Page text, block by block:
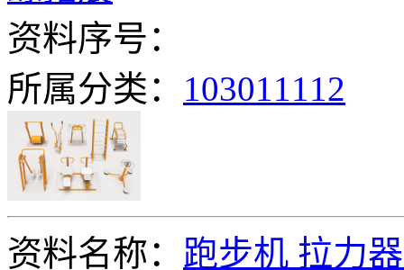
资料序号：
所属分类： 103011112
资料名称： 跑步机 拉力